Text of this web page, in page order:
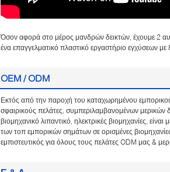
Όσον αφορά στο μέρος μανδρών δεικτών, έχουμε 2
ένα επαγγελματικό πλαστικό εργαστήριο εγχύσεων με
OEM / ODM
Εκτός από την παροχή του καταχωρημένου
σφαιρικούς πελάτες, συμπεριλαμβανομένων
βιομηχανικό λιπαντικό, ηλεκτρικές βιομηχανίες,
των τοπ εμπορικών σημάτων σε ορισμένες
εμπιστευτικός για όλους τους πελάτες ODM μας &